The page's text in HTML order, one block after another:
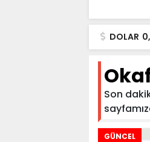
DOLAR
Son
GÜNCEL